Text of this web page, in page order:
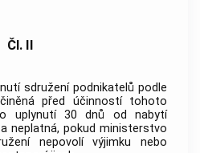
Čl. II
sdružení podnikatelů podle
před účinností tohoto
uplynutí 30 dnů od nabytí
neplatná, pokud ministerstvo
nepovolí výjimku nebo